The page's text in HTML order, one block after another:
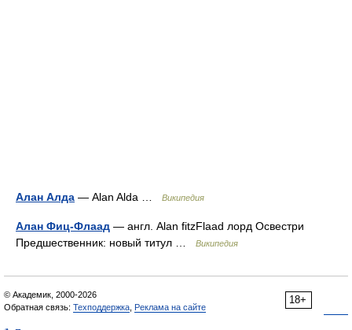
Алан Алда — Alan Alda … Википедия
Алан Фиц-Флаад — англ. Alan fitzFlaad лорд Освестри
Предшественник: новый титул …
Википедия
18+
© Академик, 2000-2026
Обратная связь: Техподдержка Реклама на сайте